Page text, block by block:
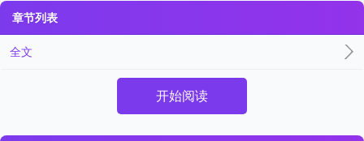
章节列表
全文
开始阅读